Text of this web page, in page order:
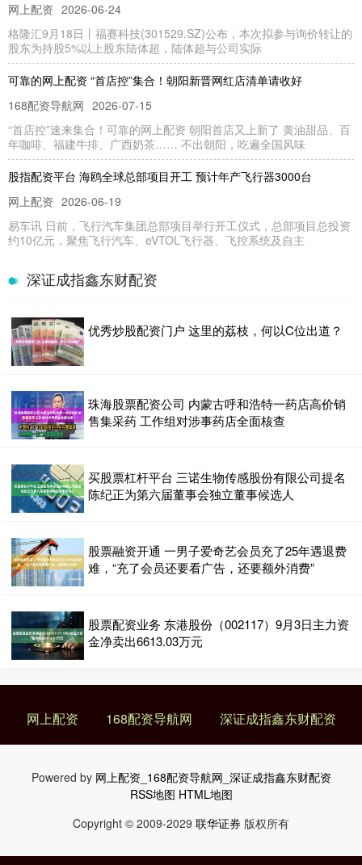
网上配资 2026-06-24
格隆汇9月18日丨福赛科技(301529.SZ)公布，本次拟参与询价转让的
股东为持股5%以上股东陆体超，陆体超与公司实际
可靠的网上配资 “首店控”集合！朝阳新晋网红店清单请收好
168配资导航网 2026-07-15
“首店控”速来集合！可靠的网上配资 朝阳首店又上新了 黄油甜品、百
年咖啡、福建牛排、广西奶茶…… 不出朝阳，吃遍全国风味
股指配资平台 海鸥全球总部项目开工 预计年产飞行器3000台
网上配资 2026-06-19
易车讯 日前，飞行汽车集团总部项目举行开工仪式，总部项目总投资
约10亿元，聚焦飞行汽车、eVTOL飞行器、飞控系统及自主
怎么办理股票配资 每周股票复盘：三星医疗（601567）完成工商变
更登记及子公司预中标
深证成指鑫东财配资
截至2025年7月4日收盘，三星医疗(601567)报收于22.06元，较上周
的22.03元上涨0.14%。本周，三星医
网上配资 2026-06-25
易车讯 11月7日，广汽昊铂发布最新一期“昊友问答”，主要聚焦昊铂
配资保证金 网传福特考虑停产电动版F-150 将重心转向更小的纯电汽
车
易车讯 近日，据知情人士透露，因市场需求不及预期、持续巨额亏
损，叠加行业政策与成本变化，福特高管已在考虑搁置F-150
168配资导航网
2026-07-16
巴中股票配资 量贩零食的万店狂奔，正在悄然改写传统快消品牌的账
本。 6月25日，维他奶国际（00345.HK）发布202
深证成指鑫东财配资
优秀炒股配资门户 这里的荔枝，何以C位出道？
珠海股票配资公司 内蒙古呼和浩特一药店高价销
售集采药 工作组对涉事药店全面核查
买股票杠杆平台 三诺生物传感股份有限公司提名
陈纪正为第六届董事会独立董事候选人
股票融资开通 一男子爱奇艺会员充了25年遇退费
难，“充了会员还要看广告，还要额外消费”
股票配资业务 东港股份（002117）9月3日主力资
金净卖出6613.03万元
网上配资 168配资导航网 深证成指鑫东财配资
Powered by 网上配资_168配资导航网_深证成指鑫东财配资
RSS地图 HTML地图
Copyright © 2009-2029 联华证券 版权所有